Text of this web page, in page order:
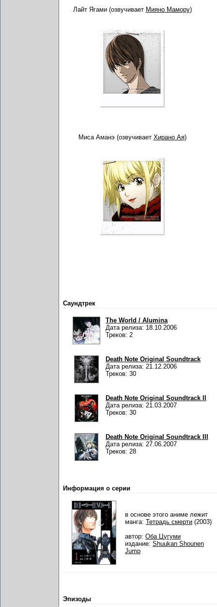
Лайт Ягами (озвучивает Мияно Мамору)
Миса Аманэ (озвучивает Хирано Ая)
Саундтрек
The World / Alumina
Дата релиза: 18.10.2006
Треков: 2
Death Note Original Soundtrack
Дата релиза: 21.12.2006
Треков: 30
Death Note Original Soundtrack II
Дата релиза: 21.03.2007
Треков: 30
Death Note Original Soundtrack III
Дата релиза: 27.06.2007
Треков: 28
Информация о серии
в основе этого аниме лежит
манга: Тетрадь смерти (2003)
автор: Оба Цугуми
издание: Shuukan Shounen
Jump
Эпизоды